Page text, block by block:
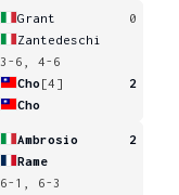
Grant
0
Zantedeschi
3-6, 4-6
Cho [4]
2
Cho
Ambrosio
2
Rame
6-1, 6-3